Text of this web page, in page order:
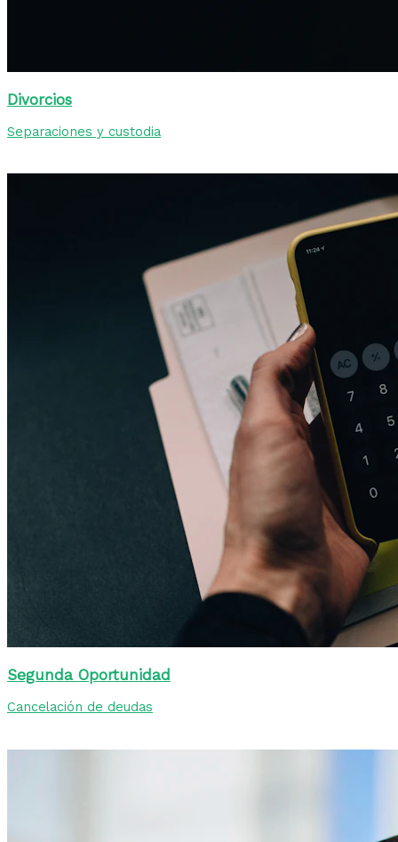
Divorcios
Separaciones y custodia
Segunda Oportunidad
Cancelación de deudas